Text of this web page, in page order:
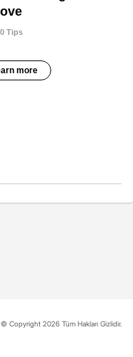
© Copyright 2026 Tüm Hakları Gizlidir.